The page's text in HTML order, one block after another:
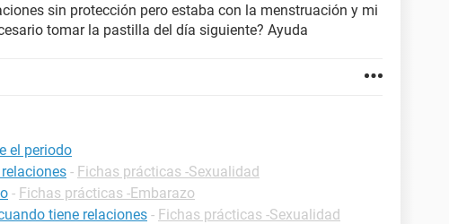
sin protección pero estaba con la menstruación y mi
tomar la pastilla del día siguiente? Ayuda
el periodo
- Fichas prácticas -Sexualidad
- Fichas prácticas -Embarazo
tiene relaciones - Fichas prácticas -Sexualidad